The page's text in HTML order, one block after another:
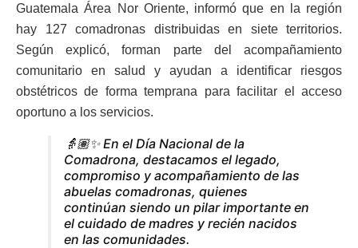
Guatemala Área Nor Oriente, informó que en la región
hay 127 comadronas distribuidas en siete territorios.
Según explicó, forman parte del acompañamiento
comunitario en salud y ayudan a identificar riesgos
obstétricos de forma temprana para facilitar el acceso
oportuno a los servicios.
👵🏽✨ En el Día Nacional de la
Comadrona, destacamos el legado,
compromiso y acompañamiento de las
abuelas comadronas, quienes
continúan siendo un pilar importante en
el cuidado de madres y recién nacidos
en las comunidades.